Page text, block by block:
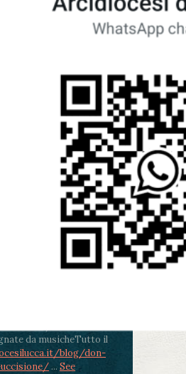
ore 11:30 - Lucca, Scuola
- Viale Castruccio
murales in
curato dal Liceo
ore 18 - Fiano
- Messa in
celebrata da mons.
di Lucca
ore 20.30 -
al Cippo di don
Memoria in alcuni
Ritrovo alle ore
con conclusione al
Elisa). Durante le
da musicheTutto il
blog/don-
... See